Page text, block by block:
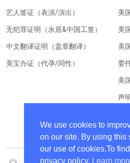
艺人签证（表演/演出）
无犯罪证明（永居&中国工签）
中文翻译证明（盖章翻译）
美宝办证（代孕/同性）
美
美
美
委
美
声
We use cookies to
on our site. By using this
our use of cookies.To
privacy policy. Learn